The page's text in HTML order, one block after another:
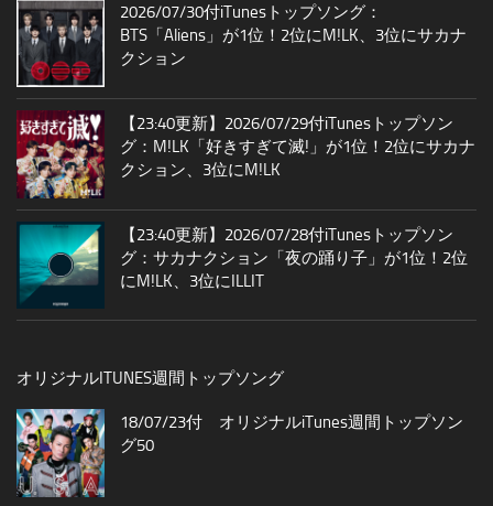
2026/07/30付iTunesトップソング：
BTS「Aliens」が1位！2位にM!LK、3位にサカナ
クション
【23:40更新】2026/07/29付iTunesトップソン
グ：M!LK「好きすぎて滅!」が1位！2位にサカナ
クション、3位にM!LK
【23:40更新】2026/07/28付iTunesトップソン
グ：サカナクション「夜の踊り子」が1位！2位
にM!LK、3位にILLIT
オリジナルITUNES週間トップソング
18/07/23付 オリジナルiTunes週間トップソン
グ50